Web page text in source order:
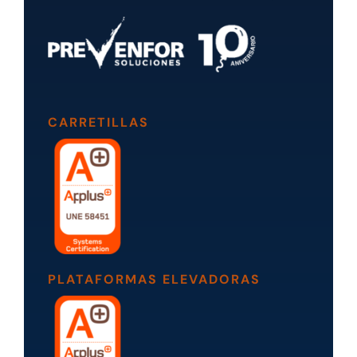
CARRETILLAS
PLATAFORMAS ELEVADORAS